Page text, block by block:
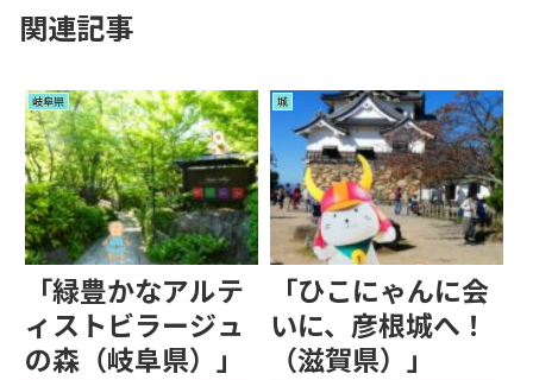
関連記事
岐阜県
「緑豊かなアルテ
ィストビラージュ
の森（岐阜県）」
城
「ひこにゃんに会
いに、彦根城へ！
（滋賀県）」